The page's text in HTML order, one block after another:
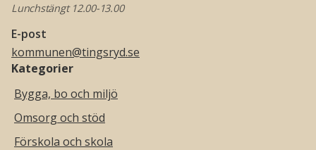
Lunchstängt 12.00-13.00
E-post
kommunen@tingsryd.se
Kategorier
Bygga, bo och miljö
Omsorg och stöd
Förskola och skola